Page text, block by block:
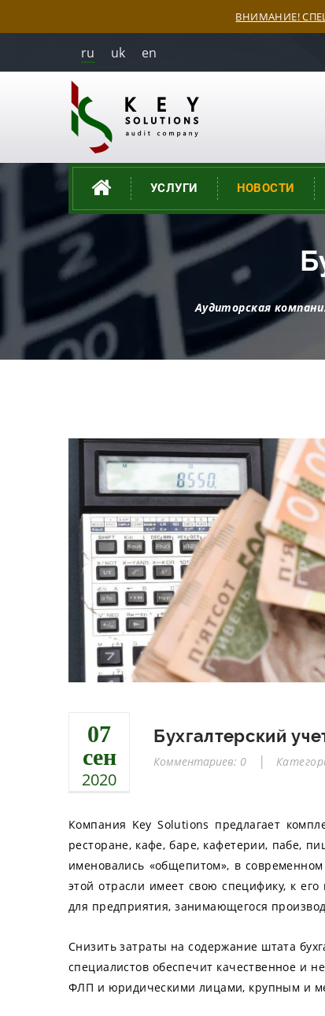
ВНИМАНИЕ!
ru uk en
УСЛУГИ НОВОСТИ
Аудиторская
07
сен
2020
Бухгалтерский
Комментариев: 0
Компания Key Solutions предлагает
ресторане, кафе, баре, кафетерии, пабе,
именовались «общепитом», в
этой отрасли имеет свою специфику, к
для предприятия, занимающегося
Снизить затраты на содержание штата
специалистов обеспечит качественное и
ФЛП и юридическими лицами, крупным и